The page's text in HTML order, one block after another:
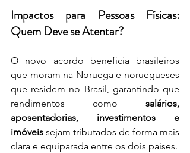
Impactos para Pessoas Físicas:
Quem Deve se Atentar?
O novo acordo beneficia brasileiros
que moram na Noruega e noruegueses
que residem no Brasil, garantindo que
rendimentos como salários,
aposentadorias, investimentos e
imóveis sejam tributados de forma mais
clara e equiparada entre os dois países.